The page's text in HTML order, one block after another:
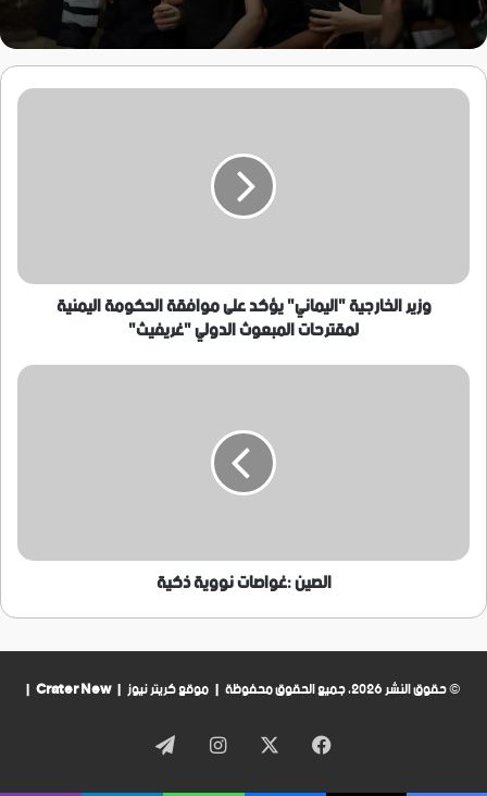
وزير
لمقترحات
المبعوث
الدوليوزير الخارجية "اليماني" يؤكد على موافقة الحكومة اليمنية
لمقترحات المبعوث الدولي "غريفيث"
الصين
الصين :غواصات نووية ذكية
© حقوق النشر 2026، جميع الحقوق محفوظة | موقع كريتر نيوز | Crater New
|
فيسبوك انستقرامتيلقرام